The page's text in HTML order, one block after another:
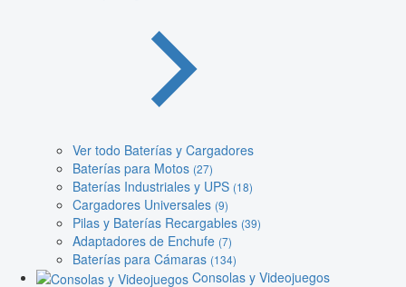
Ver todo Baterías y Cargadores
Baterías para Motos (27)
Baterías Industriales y UPS (18)
Cargadores Universales (9)
Pilas y Baterías Recargables (39)
Adaptadores de Enchufe (7)
Baterías para Cámaras (134)
Consolas y Videojuegos